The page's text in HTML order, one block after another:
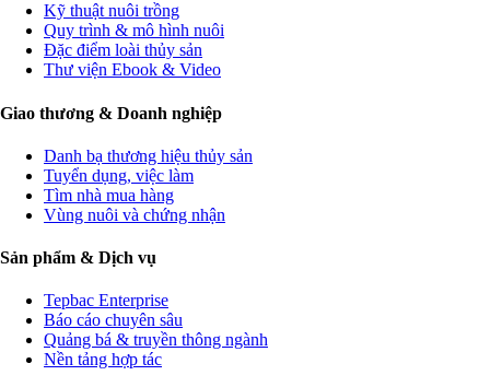
Kỹ thuật nuôi trồng
Quy trình & mô hình nuôi
Đặc điểm loài thủy sản
Thư viện Ebook & Video
Giao thương & Doanh nghiệp
Danh bạ thương hiệu thủy sản
Tuyển dụng, việc làm
Tìm nhà mua hàng
Vùng nuôi và chứng nhận
Sản phẩm & Dịch vụ
Tepbac Enterprise
Báo cáo chuyên sâu
Quảng bá & truyền thông ngành
Nền tảng hợp tác